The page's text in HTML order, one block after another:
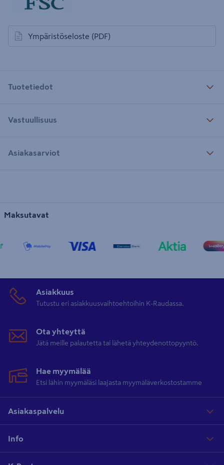
Ympäristöseloste (PDF)
avautuu uuteen välilehteen
Tuotetiedot
Vastuullisuus
Asiakasarviot
Maksutavat
Asiakkuus
Tutustu eri asiakkuusvaihtoehtoihin K-Raudassa.
Ota yhteyttä
Jätä meille palautetta tai lähetä yhteydenottopyyntö.
Hae myymälää
Etsi lähin myymäläsi laajasta myymäläverkostostamme
Asiakaspalvelu
Info